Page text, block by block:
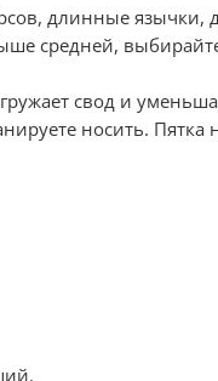
длинные язычки,
средней,
свод и
носить. Пятка